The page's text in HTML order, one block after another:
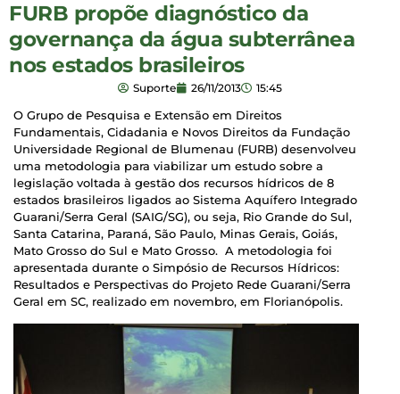
FURB propõe diagnóstico da
governança da água subterrânea
nos estados brasileiros
Suporte 26/11/2013 15:45
O Grupo de Pesquisa e Extensão em Direitos
Fundamentais, Cidadania e Novos Direitos da Fundação
Universidade Regional de Blumenau (FURB) desenvolveu
uma metodologia para viabilizar um estudo sobre a
legislação voltada à gestão dos recursos hídricos de 8
estados brasileiros ligados ao Sistema Aquífero Integrado
Guarani/Serra Geral (SAIG/SG), ou seja, Rio Grande do Sul,
Santa Catarina, Paraná, São Paulo, Minas Gerais, Goiás,
Mato Grosso do Sul e Mato Grosso. A metodologia foi
apresentada durante o Simpósio de Recursos Hídricos:
Resultados e Perspectivas do Projeto Rede Guarani/Serra
Geral em SC, realizado em novembro, em Florianópolis.